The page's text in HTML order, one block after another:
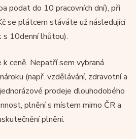
podat do 10 pracovních dní), při
se plátcem stáváte už následující
s 10denní lhůtou).
ceně. Nepatří sem vybraná
(např. vzdělávání, zdravotní a
prodeje dlouhodobého
plnění s místem mimo ČR a
plnění.